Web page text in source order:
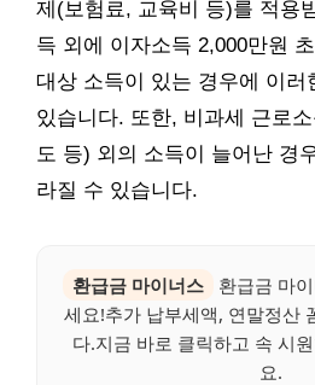
제(보험료, 교육비 등)를 적용
득 외에 이자소득 2,000만원
대상 소득이 있는 경우에 이러
있습니다. 또한, 비과세 근로
도 등) 외의 소득이 늘어난 경
라질 수 있습니다.
환급금 마이너스
환급금 마
세요!추가 납부세액, 연말정산
다.지금 바로 클릭하고 속 시
요.